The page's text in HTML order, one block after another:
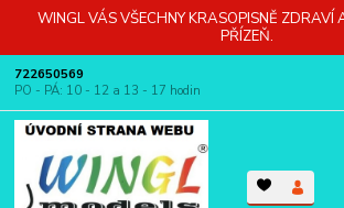
WINGL VÁS VŠECHNY KRASOPISNĚ ZDRAVÍ
PŘÍZEŇ.
722650569
PO - PÁ: 10 - 12 a 13 - 17 hodin